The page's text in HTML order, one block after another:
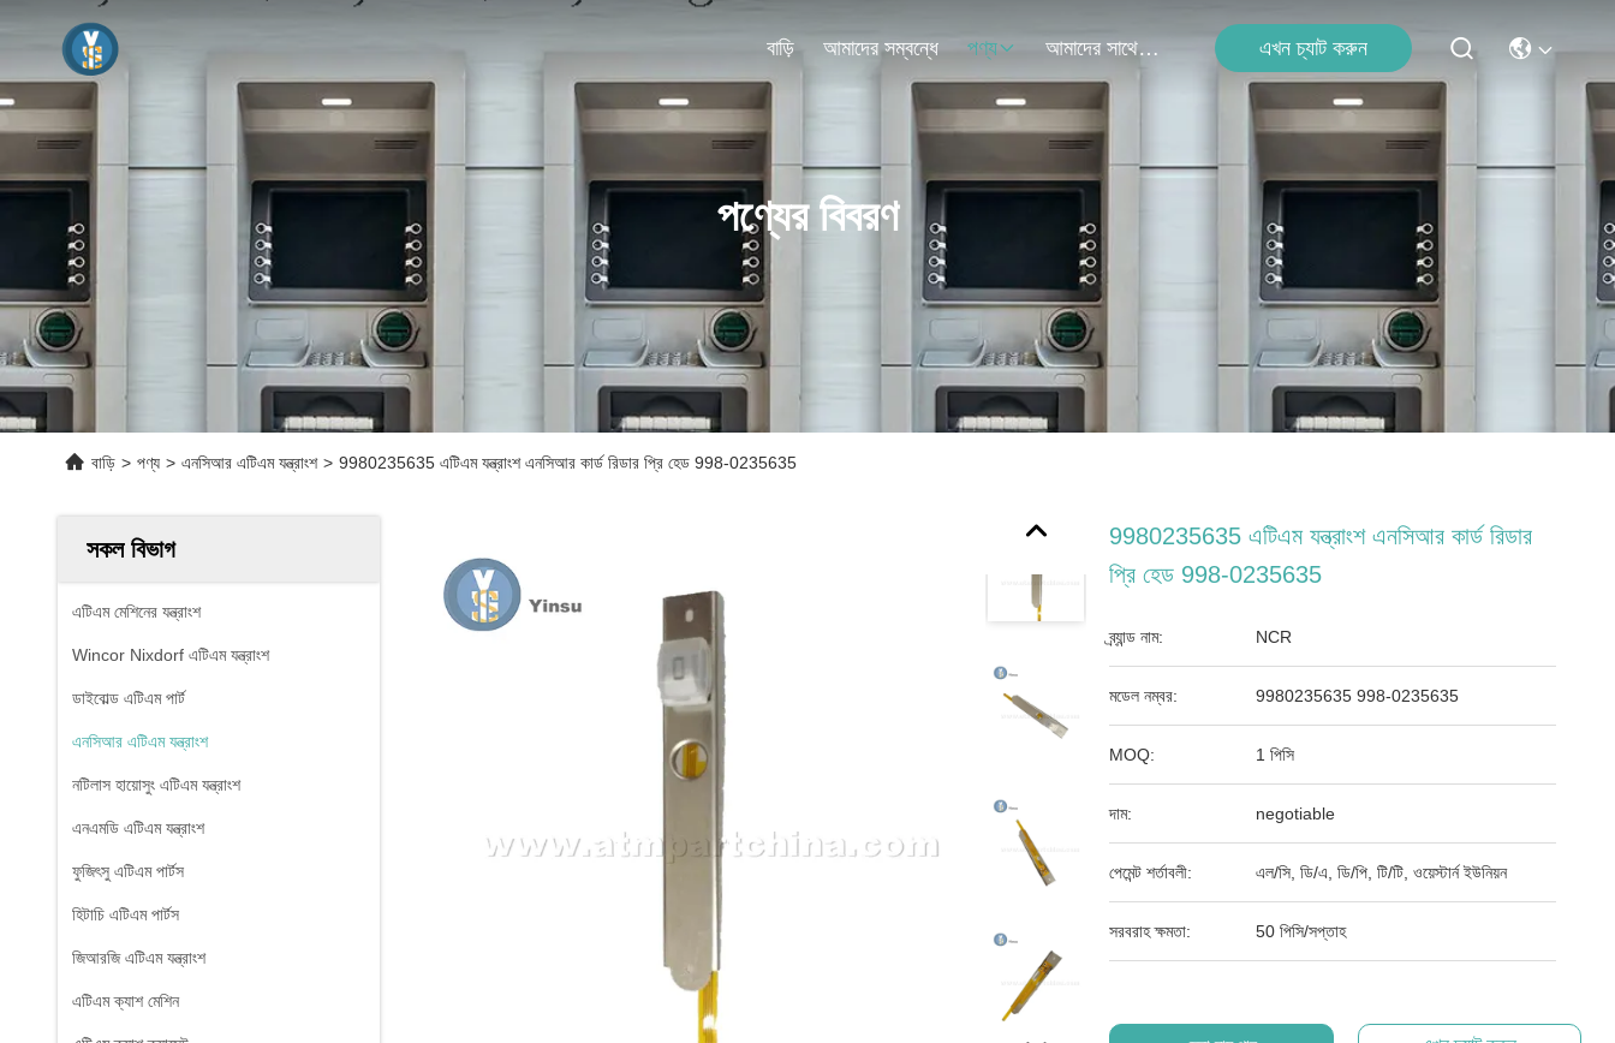
বাড়ি আমাদের সম্বন্ধে পণ্য আমাদের সাথে যোগাযোগ এখন চ্যাট করুন
পণ্যের বিবরণ
বাড়ি > পণ্য > এনসিআর এটিএম যন্ত্রাংশ > 9980235635 এটিএম যন্ত্রাংশ এনসিআর কার্ড রিডার প্রি হেড 998-0235635
সকল বিভাগ
এটিএম মেশিনের যন্ত্রাংশ
Wincor Nixdorf এটিএম যন্ত্রাংশ
ডাইবোল্ড এটিএম পার্ট
এনসিআর এটিএম যন্ত্রাংশ
নটিলাস হায়োসুং এটিএম যন্ত্রাংশ
এনএমডি এটিএম যন্ত্রাংশ
ফুজিৎসু এটিএম পার্টস
হিটাচি এটিএম পার্টস
জিআরজি এটিএম যন্ত্রাংশ
এটিএম ক্যাশ মেশিন
9980235635 এটিএম যন্ত্রাংশ এনসিআর কার্ড রিডার
প্রি হেড 998-0235635
ব্র্যান্ড নাম: NCR
মডেল নম্বর: 9980235635 998-0235635
MOQ: 1 পিসি
দাম: negotiable
পেমেন্ট শর্তাবলী: এল/সি, ডি/এ, ডি/পি, টি/টি, ওয়েস্টার্ন ইউনিয়ন
সরবরাহ ক্ষমতা: 50 পিসি/সপ্তাহ